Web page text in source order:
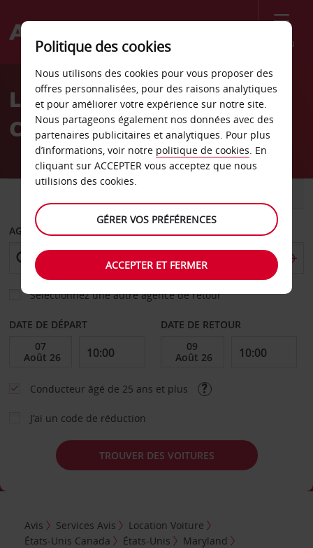
Menu
Welcome
AvisLocation de voiture
College Park
AGENCE DE DÉPART
Sélectionnez une autre agence de retour
DATE DE DÉPART DATE DE RETOUR
Conducteur âgé de 25 ans et plus
J’ai un code de réduction
TROUVER DES VOITURES
Avis Services Avis
Location Voiture
États-Unis Canada
États-Unis
Maryland
Politique des cookies
Nous utilisons des cookies pour vous proposer des
offres personnalisées, pour des raisons analytiques
et pour améliorer votre expérience sur notre site.
Nous partageons également nos données avec des
partenaires publicitaires et analytiques. Pour plus
d’informations, voir notre politique de cookies. En
cliquant sur ACCEPTER vous acceptez que nous
utilisions des cookies.
GÉRER VOS PRÉFÉRENCES
ACCEPTER ET FERMER